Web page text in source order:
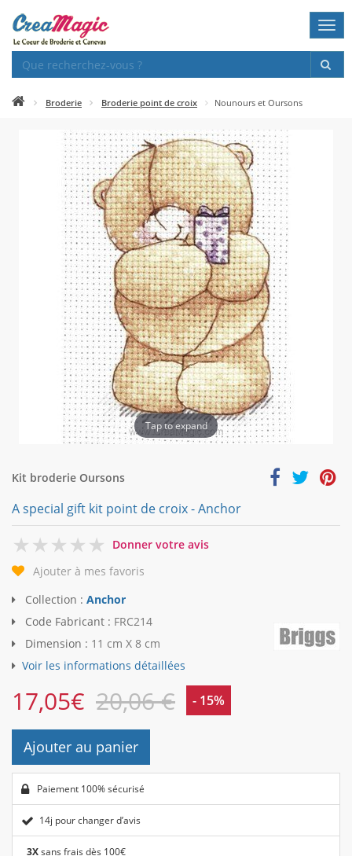
Broderie Broderie point de croix Nounours et Oursons
Tap to expand
Kit broderie Oursons
A special gift kit point de croix - Anchor
0
Donner votre avis
Ajouter à mes favoris
Collection : Anchor
Code Fabricant : FRC214
Dimension : 11 cm X 8 cm
Voir les informations détaillées
17,05€ 20,06 € - 15%
Ajouter au panier
Paiement 100% sécurisé
14j pour changer d’avis
3Xsans frais dès 100€